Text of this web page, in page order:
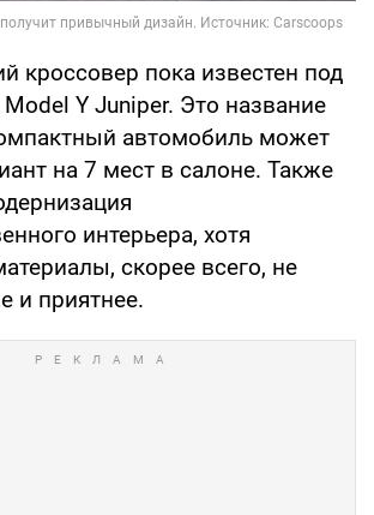
кроссовер пока известен под
Y Juniper. Это название
автомобиль может
на 7 мест в салоне. Также
интерьера, хотя
скорее всего, не
и приятнее.